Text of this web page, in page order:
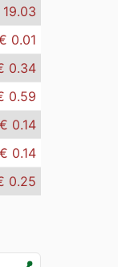
0.01
0.34
0.59
€ 0.14
€ 0.14
0.25